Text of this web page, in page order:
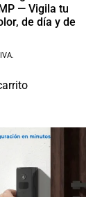
— Vigila tu
de día y de